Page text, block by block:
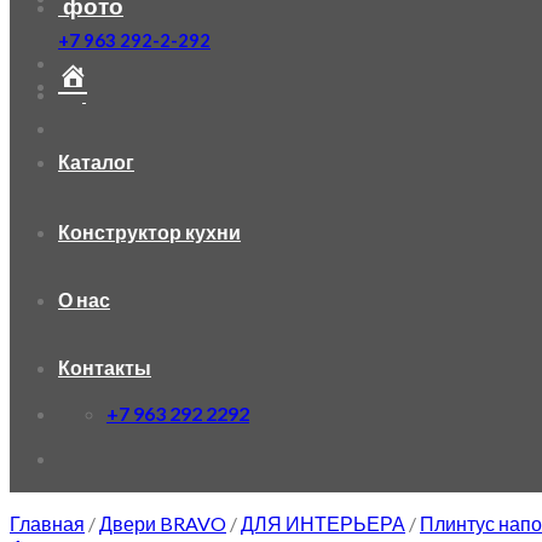
+7 963 292-2-292
Каталог
Конструктор кухни
О нас
Контакты
+7 963 292 2292
Главная /Двери BRAVO /ДЛЯ ИНТЕРЬЕРА / Плинтус